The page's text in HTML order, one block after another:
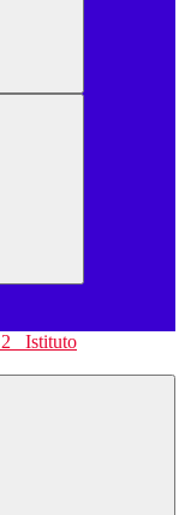
Istituto